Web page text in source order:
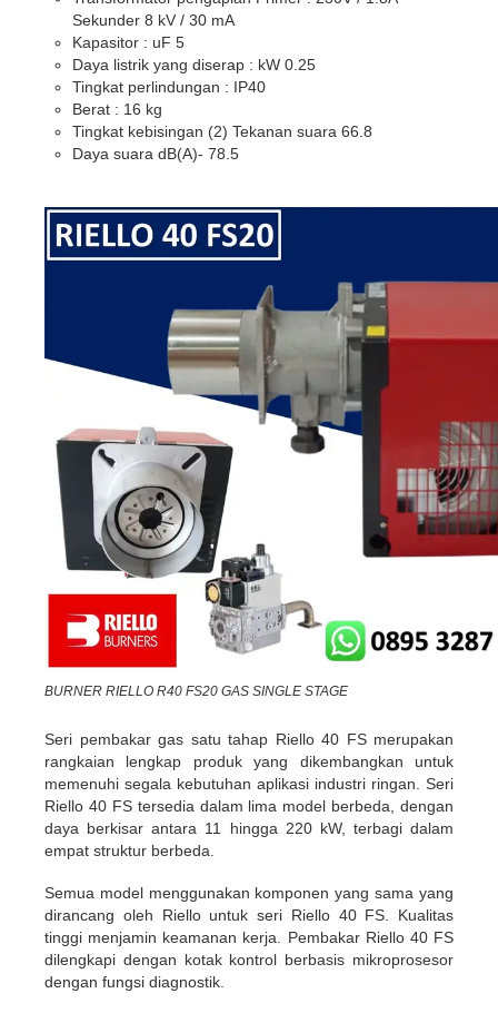
Sekunder 8 kV / 30 mA
Kapasitor : uF 5
Daya listrik yang diserap : kW 0.25
Tingkat perlindungan : IP40
Berat : 16 kg
Tingkat kebisingan (2) Tekanan suara 66.8
Daya suara dB(A)- 78.5
BURNER RIELLO R40 FS20 GAS SINGLE STAGE
Seri pembakar gas satu tahap Riello 40 FS merupakan
rangkaian lengkap produk yang dikembangkan untuk
memenuhi segala kebutuhan aplikasi industri ringan. Seri
Riello 40 FS tersedia dalam lima model berbeda, dengan
daya berkisar antara 11 hingga 220 kW, terbagi dalam
empat struktur berbeda.
Semua model menggunakan komponen yang sama yang
dirancang oleh Riello untuk seri Riello 40 FS. Kualitas
tinggi menjamin keamanan kerja. Pembakar Riello 40 FS
dilengkapi dengan kotak kontrol berbasis mikroprosesor
dengan fungsi diagnostik.